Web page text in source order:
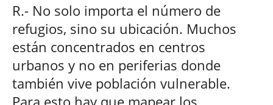
R.- No solo importa el número de
refugios, sino su ubicación. Muchos
están concentrados en centros
urbanos y no en periferias donde
también vive población vulnerable.
Para esto hay que mapear los